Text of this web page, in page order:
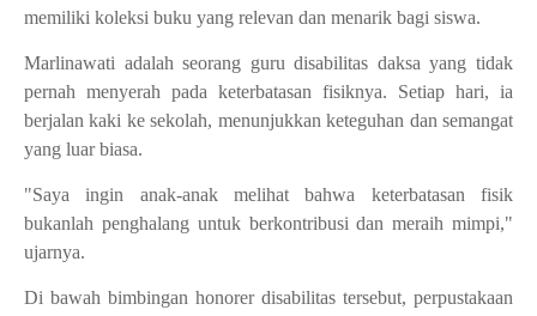
memiliki koleksi buku yang relevan dan menarik bagi siswa.
Marlinawati adalah seorang guru disabilitas daksa yang tidak
pernah menyerah pada keterbatasan fisiknya. Setiap hari, ia
berjalan kaki ke sekolah, menunjukkan keteguhan dan semangat
yang luar biasa.
"Saya ingin anak-anak melihat bahwa keterbatasan fisik
bukanlah penghalang untuk berkontribusi dan meraih mimpi,"
ujarnya.
Di bawah bimbingan honorer disabilitas tersebut, perpustakaan